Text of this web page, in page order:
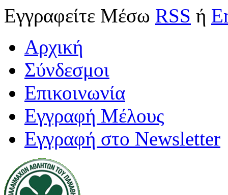
Εγγραφείτε Μέσω RSS ή
Αρχική
Σύνδεσμοι
Επικοινωνία
Εγγραφή Μέλους
Εγγραφή στο Newsletter